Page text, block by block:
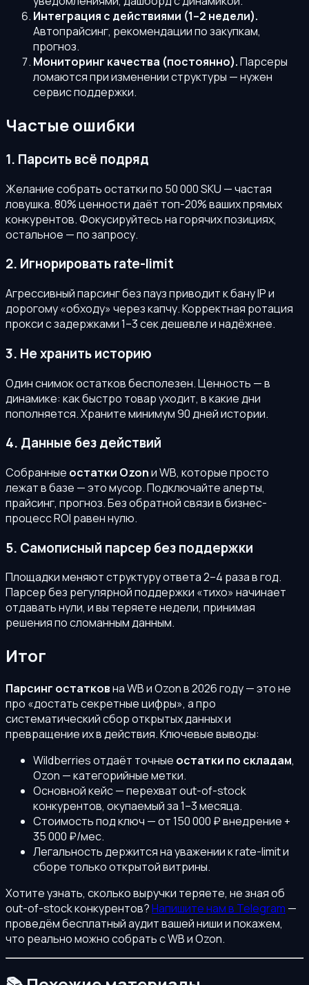
Интеграция с действиями (1–2 недели).
Автопрайсинг, рекомендации по закупкам,
прогноз.
Мониторинг качества (постоянно).Парсеры
ломаются при изменении структуры — нужен
сервис поддержки.
Частые ошибки
1. Парсить всё подряд
Желание собрать остатки по 50 000 SKU — частая
ловушка. 80% ценности даёт топ-20% ваших прямых
конкурентов. Фокусируйтесь на горячих позициях,
остальное — по запросу.
2. Игнорировать rate-limit
Агрессивный парсинг без пауз приводит к бану IP и
дорогому «обходу» через капчу. Корректная ротация
прокси с задержками 1–3 сек дешевле и надёжнее.
3. Не хранить историю
Один снимок остатков бесполезен. Ценность — в
динамике: как быстро товар уходит, в какие дни
пополняется. Храните минимум 90 дней истории.
4. Данные без действий
Собранные остатки Ozonи WB, которые просто
лежат в базе — это мусор. Подключайте алерты,
прайсинг, прогноз. Без обратной связи в бизнес-
процесс ROI равен нулю.
5. Самописный парсер без поддержки
Площадки меняют структуру ответа 2–4 раза в год.
Парсер без регулярной поддержки «тихо» начинает
отдавать нули, и вы теряете недели, принимая
решения по сломанным данным.
Итог
Парсинг остатковна WB и Ozon в 2026 году — это не
про «достать секретные цифры», а про
систематический сбор открытых данных и
превращение их в действия. Ключевые выводы:
Wildberries отдаёт точные остатки по складам,
Ozon — категорийные метки.
Основной кейс — перехват out-of-stock
конкурентов, окупаемый за 1–3 месяца.
Стоимость под ключ — от 150 000 ₽ внедрение +
35 000 ₽/мес.
Легальность держится на уважении к rate-limit и
сборе только открытой витрины.
Хотите узнать, сколько выручки теряете, не зная об
out-of-stock конкурентов?Напишите нам в Telegram —
проведём бесплатный аудит вашей ниши и покажем,
что реально можно собрать с WB и Ozon.